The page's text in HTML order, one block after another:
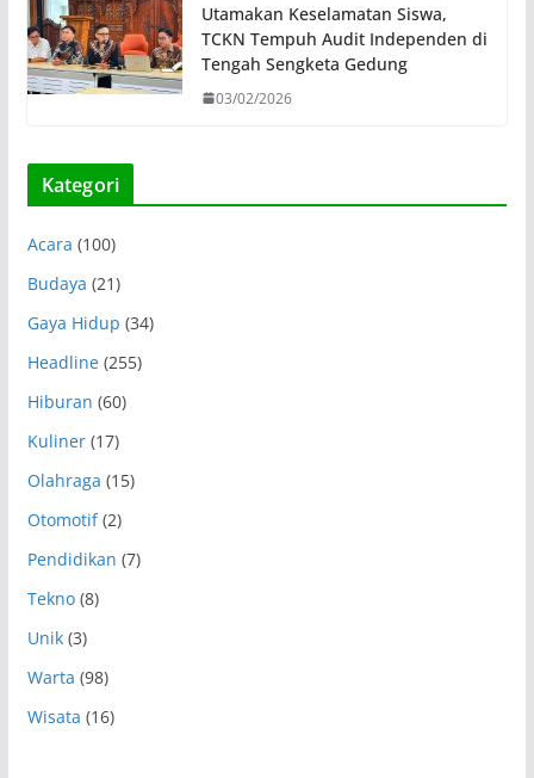
Utamakan Keselamatan Siswa,
TCKN Tempuh Audit Independen di
Tengah Sengketa Gedung
03/02/2026
Kategori
Acara (100)
Budaya (21)
Gaya Hidup (34)
Headline(255)
Hiburan (60)
Kuliner(17)
Olahraga (15)
Otomotif(2)
Pendidikan (7)
Tekno(8)
Unik(3)
Warta (98)
Wisata (16)